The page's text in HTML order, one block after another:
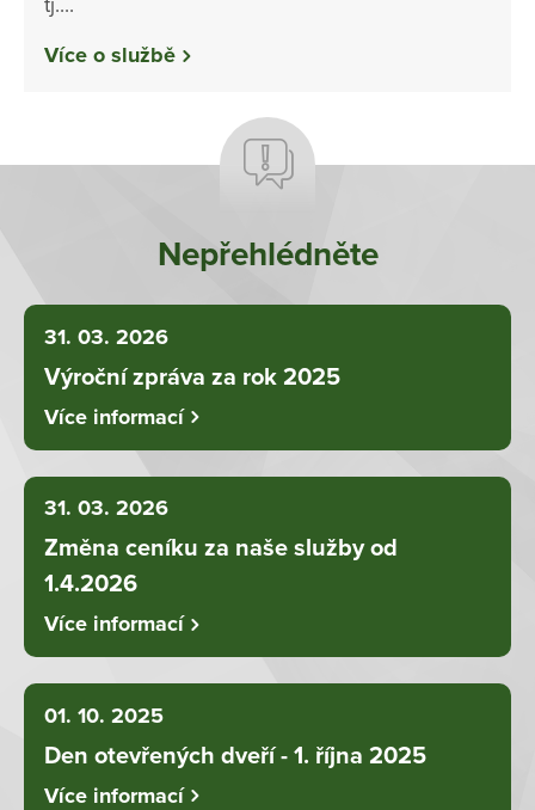
Více o službě
Nepřehlédněte
31. 03. 2026
Výroční zpráva za rok 2025
Více informací
31. 03. 2026
Změna ceníku za naše služby od
1.4.2026
Více informací
01. 10. 2025
Den otevřených dveří - 1. října 2025
Více informací